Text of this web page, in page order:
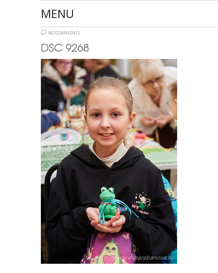
MENU
NO COMMENTS
DSC 9268